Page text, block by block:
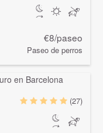
€8/paseo
Paseo de perros
(27)